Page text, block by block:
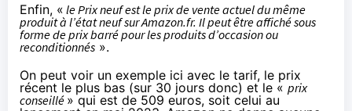
Enfin, « le Prix neuf est le prix de vente actuel du même
produit à l’état neuf sur Amazon.fr. Il peut être affiché sous
forme de prix barré pour les produits d’occasion ou
reconditionnés ».
On peut voir un exemple ici avec le tarif, le prix
récent le plus bas (sur 30 jours donc) et le « prix
conseillé » qui est de 509 euros, soit celui au